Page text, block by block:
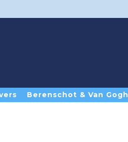
Berenschot & Van Gogh